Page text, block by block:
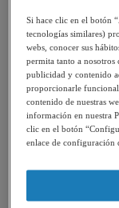
¿En que
El reflujo
cerebral se
afecta al
interior,
involuntaria del
Si hace clic en el botón
tecnologías similares)
webs, conocer sus
permita tanto a
publicidad y contenido
proporcionarle
contenido de nuestras
información en nuestra
clic en el botón
enlace de configuración